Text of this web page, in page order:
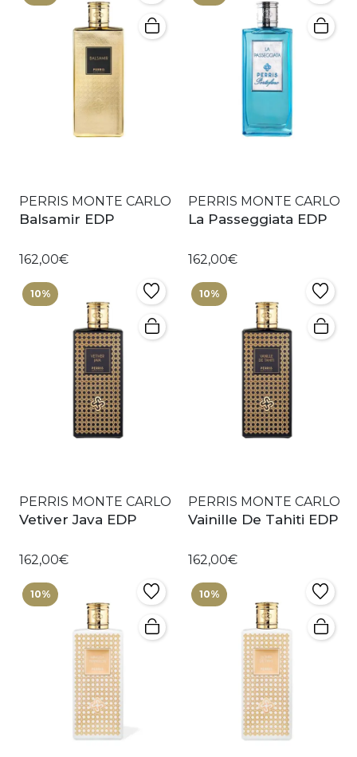
PERRIS MONTE CARLO
Balsamir EDP
162,00€
PERRIS MONTE CARLO
La Passeggiata EDP
162,00€
10%
PERRIS MONTE CARLO
Vetiver Java EDP
162,00€
10%
PERRIS MONTE CARLO
Vainille De Tahiti EDP
162,00€
10% 10%